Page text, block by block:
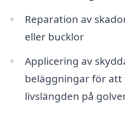
Reparation av
eller bucklor
Applicering av
beläggningar för att
livslängden på